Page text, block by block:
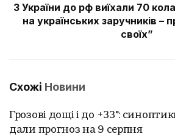
З України до рф виїхали 70
на українських заручників –
своїх”
Схожі Новини
Грозові дощі і до +33°:
дали прогноз на 9 серпня